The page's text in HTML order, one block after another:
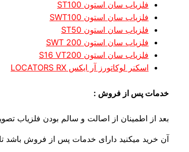
فلزیاب سان استون ST100
فلزیاب سان استون SWT100
فلزیاب سان استون ST50
فلزیاب سان استون SWT 200
فلزیاب سان استون S16 VT200
اسکنر لوکاتورز آر ایکس LOCATORS RX
خدمات پس از فروش :
بعد از اطمینان از اصالت و سالم بودن فلزیاب
آن خرید میکنید دارای خدمات پس از فروش باشد